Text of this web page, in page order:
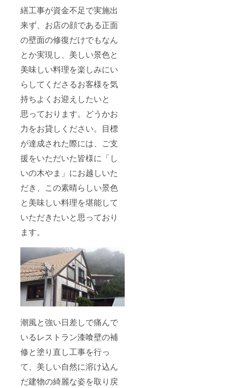
繕工事が資金不足で実施出
来ず、お店の顔である正面
の壁面の修復だけでもなん
とか実現し、美しい景色と
美味しい料理を楽しみにい
らしてくださるお客様を気
持ちよくお迎えしたいと
思っております。どうかお
力をお貸しください。目標
が達成された際には、ご支
援をいただいた皆様に「し
いの木やま」にお越しいた
だき、この素晴らしい景色
と美味しい料理を堪能して
いただきたいと思っており
ます。
潮風と強い日差しで痛んで
いるレストラン漆喰壁の補
修と塗り直し工事を行っ
て、美しい自然に溶け込ん
だ建物の綺麗な姿を取り戻